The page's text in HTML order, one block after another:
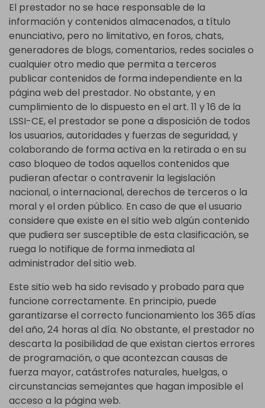
El prestador no se hace responsable de la
información y contenidos almacenados, a título
enunciativo, pero no limitativo, en foros, chats,
generadores de blogs, comentarios, redes sociales o
cualquier otro medio que permita a terceros
publicar contenidos de forma independiente en la
página web del prestador. No obstante, y en
cumplimiento de lo dispuesto en el art. 11 y 16 de la
LSSI-CE, el prestador se pone a disposición de todos
los usuarios, autoridades y fuerzas de seguridad, y
colaborando de forma activa en la retirada o en su
caso bloqueo de todos aquellos contenidos que
pudieran afectar o contravenir la legislación
nacional, o internacional, derechos de terceros o la
moral y el orden público. En caso de que el usuario
considere que existe en el sitio web algún contenido
que pudiera ser susceptible de esta clasificación, se
ruega lo notifique de forma inmediata al
administrador del sitio web.
Este sitio web ha sido revisado y probado para que
funcione correctamente. En principio, puede
garantizarse el correcto funcionamiento los 365 días
del año, 24 horas al día. No obstante, el prestador no
descarta la posibilidad de que existan ciertos errores
de programación, o que acontezcan causas de
fuerza mayor, catástrofes naturales, huelgas, o
circunstancias semejantes que hagan imposible el
acceso a la página web.